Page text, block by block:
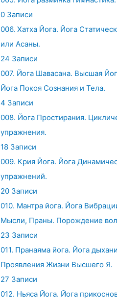
0 Записи
006. Хатха Йога. Йога
или Асаны.
24 Записи
007. Йога Шавасана. Высшая
Йога Покоя Сознания и Тела.
4 Записи
008. Йога Простирания.
упражнения.
18 Записи
009. Крия Йога. Йога
упражнений.
20 Записи
010. Мантра йога. Йога
Мысли, Праны. Порождение
23 Записи
011. Пранаяма йога. Йога
Проявления Жизни Высшего Я.
27 Записи
012. Ньяса Йога. Йога